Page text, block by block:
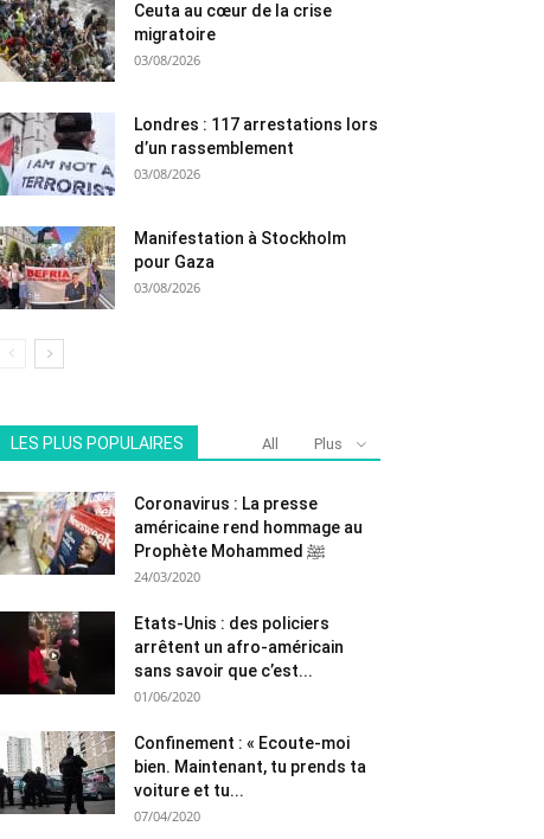
Ceuta au cœur de la crise
migratoire
03/08/2026
Londres : 117 arrestations lors
d’un rassemblement
03/08/2026
Manifestation à Stockholm
pour Gaza
03/08/2026
LES PLUS POPULAIRES All Plus
Coronavirus : La presse
américaine rend hommage au
Prophète Mohammed ﷺ
24/03/2020
Etats-Unis : des policiers
arrêtent un afro-américain
sans savoir que c’est...
01/06/2020
Confinement : « Ecoute-moi
bien. Maintenant, tu prends ta
voiture et tu...
07/04/2020